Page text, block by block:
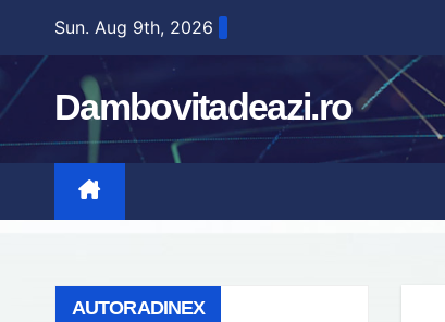
content
Sun. Aug 9th, 2026
Dambovitadeazi.ro
AUTORADINEX